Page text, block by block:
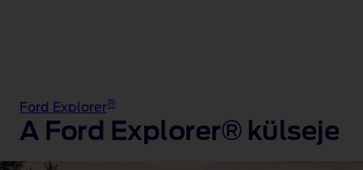
Ford Explorer®
A Ford Explorer® külseje